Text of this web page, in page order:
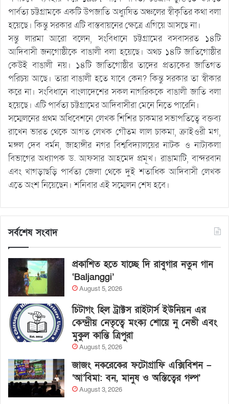
পার্বত্য চট্টগ্রামকে একটি উপজাতি অধ্যুষিত অঞ্চলের স্বীকৃতির কথা বলা
হয়েছে। কিন্তু সরকার এটি বাস্তবায়নের ক্ষেত্রে এগিয়ে আসছে না।
সন্তু লারমা আরো বলেন, সংবিধানে চট্টগ্রামের বসবাসরত ১৪টি
আদিবাসী জনগোষ্ঠীকে বাঙালী বলা হয়েছে। অথচ ১৪টি জাতিগোষ্ঠীর
কেউই বাঙালী নয়। ১৪টি জাতিগোষ্ঠীর তাদের প্রত্যকের জাতিগত
পরিচয় আছে। তারা বাঙালী হতে যাবে কেন? কিন্তু সরকার তা স্বীকার
করে না। সংবিধানে বাংলাদেশের সকল নাগরিককে বাঙালী জাতি বলা
হয়েছে। এটি পার্বত্য চট্টগ্রামের আদিবাসীরা মেনে নিতে পারেনি।
সম্মেলনের প্রথম অধিবেশনে লেখক শিশির চাকমার সভাপতিত্বে বক্তব্য
রাখেন ভারত থেকে আগত লেখক গৌতম লাল চাকমা, ক্রাইওরী মগ,
মঙ্গল দেব বর্মন, জাহাঙ্গীর নগর বিশ্ববিদ্যালয়ের নাটক ও নাট্যকলা
বিভাগের অধ্যাপক ড. আফসার আহমেদ প্রমূখ। রাঙামাটি, বান্দরবান
এবং খাগড়াছড়ি পার্বত্য জেলা থেকে দুই শতাধিক আদিবাসী লেখক
এতে অংশ নিয়েছেন। শনিবার এই সম্মেলন শেষ হবে।
সর্বশেষ সংবাদ
প্রকাশিত হতে যাচ্ছে দি রাবুগার নতুন গান
‘Baljanggi’
August 5, 2026
চিটাগং হিল ট্রাক্টস রাইটার্স ইউনিয়ন এর
কেন্দ্রীয় নেতৃত্বে মংক্য শোয়ে নু নেভী এবং
মুকুল কান্তি ত্রিপুরা
August 5, 2026
জাজং নকরেকের ফটোগ্রাফি এক্সিবিশন –
‘আ’বিমা: বন, মানুষ ও অস্তিত্বের গল্প’
August 3, 2026